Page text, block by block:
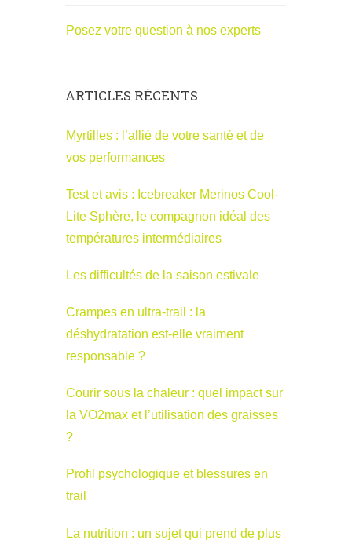
Posez votre question à nos experts
ARTICLES RÉCENTS
Myrtilles : l’allié de votre santé et de
vos performances
Test et avis : Icebreaker Merinos Cool-
Lite Sphère, le compagnon idéal des
températures intermédiaires
Les difficultés de la saison estivale
Crampes en ultra-trail : la
déshydratation est-elle vraiment
responsable ?
Courir sous la chaleur : quel impact sur
la VO2max et l’utilisation des graisses
?
Profil psychologique et blessures en
trail
La nutrition : un sujet qui prend de plus